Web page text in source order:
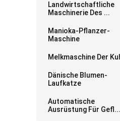
Landwirtschaftliche
Maschinerie Des ...
Manioka-Pflanzer-
Maschine
Melkmaschine Der
Dänische Blumen-
Laufkatze
Automatische
Ausrüstung Für Gefl...